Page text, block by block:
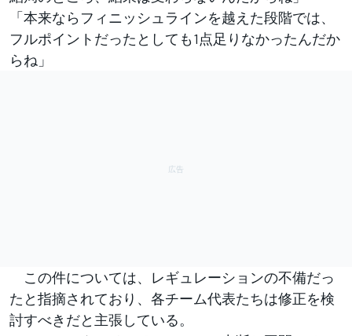
「本来ならフィニッシュラインを越えた段階では、
フルポイントだったとしても1点足りなかったんだか
らね」
この件については、レギュレーションの不備だっ
たと指摘されており、各チーム代表たちは修正を検
討すべきだと主張している。